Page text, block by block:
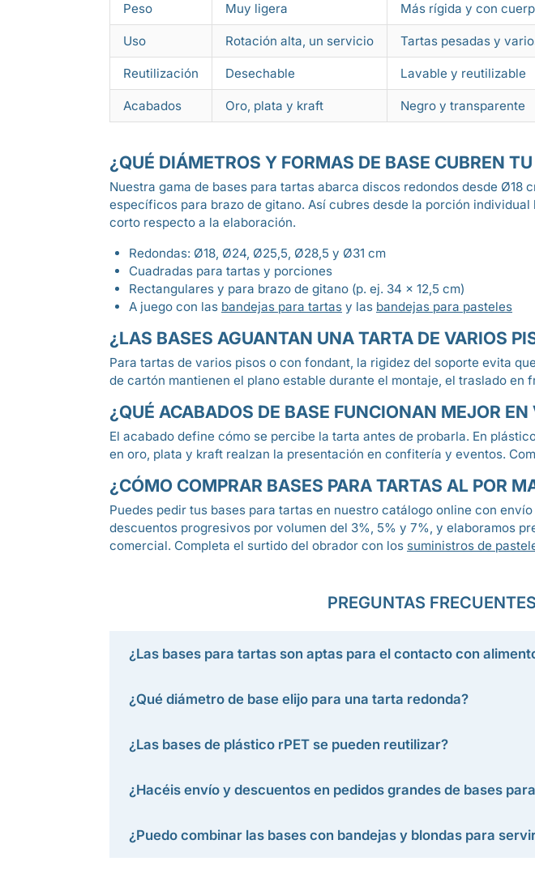
Peso Muy ligera Más rígida y con
Uso Rotación alta, un servicio Tartas pesadas y
Reutilización Desechable Lavable y reutilizable
Acabados Oro, plata y kraft Negro y transparente
¿QUÉ DIÁMETROS Y FORMAS DE BASE CUBREN
Nuestra gama de bases para tartas abarca discos redondos desde
específicos para brazo de gitano. Así cubres desde la porción
corto respecto a la elaboración.
Redondas: Ø18, Ø24, Ø25,5, Ø28,5 y Ø31 cm
Cuadradas para tartas y porciones
Rectangulares y para brazo de gitano (p. ej. 34 x 12,5 cm)
A juego con las bandejas para tartas y las bandejas para pasteles
¿LAS BASES AGUANTAN UNA TARTA DE VARIOS
Para tartas de varios pisos o con fondant, la rigidez del soporte evita
de cartón mantienen el plano estable durante el montaje, el traslado
¿QUÉ ACABADOS DE BASE FUNCIONAN MEJOR EN
El acabado define cómo se percibe la tarta antes de probarla. En
en oro, plata y kraft realzan la presentación en confitería y eventos.
¿CÓMO COMPRAR BASES PARA TARTAS AL POR
Puedes pedir tus bases para tartas en nuestro catálogo online con
descuentos progresivos por volumen del 3%, 5% y 7%, y elaboramos
comercial. Completa el surtido del obrador con los suministros de
PREGUNTAS
¿Las bases para tartas son aptas para el contacto con
¿Qué diámetro de base elijo para una tarta redonda?
¿Las bases de plástico rPET se pueden reutilizar?
¿Hacéis envío y descuentos en pedidos grandes de bases
¿Puedo combinar las bases con bandejas y blondas para